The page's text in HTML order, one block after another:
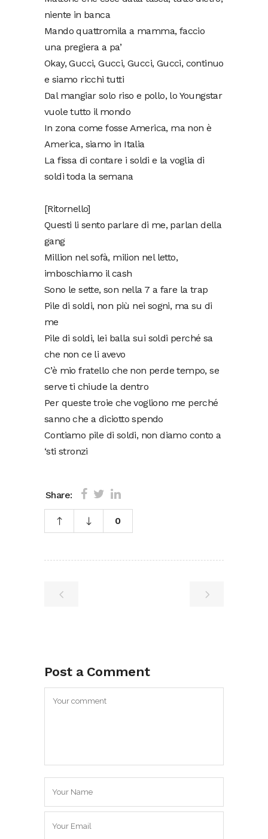
niente in banca
Mando quattromila a mamma, faccio
una pregiera a pa’
Okay, Gucci, Gucci, Gucci, Gucci, continuo
e siamo ricchi tutti
Dal mangiar solo riso e pollo, lo Youngstar
vuole tutto il mondo
In zona come fosse America, ma non è
America, siamo in Italia
La fissa di contare i soldi e la voglia di
soldi toda la semana
[Ritornello]
Questi li sento parlare di me, parlan della
gang
Million nel sofà, milion nel letto,
imboschiamo il cash
Sono le sette, son nella 7 a fare la trap
Pile di soldi, non più nei sogni, ma su di
me
Pile di soldi, lei balla sui soldi perché sa
che non ce li avevo
C’è mio fratello che non perde tempo, se
serve ti chiude la dentro
Per queste troie che vogliono me perché
sanno che a diciotto spendo
Contiamo pile di soldi, non diamo conto a
‘sti stronzi
Share:
0
Post a Comment